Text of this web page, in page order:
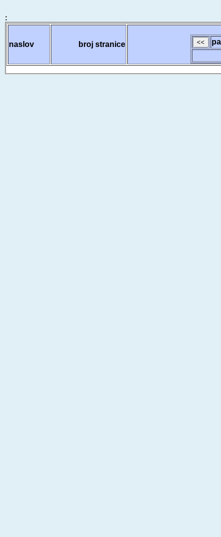
:
naslov broj stranice